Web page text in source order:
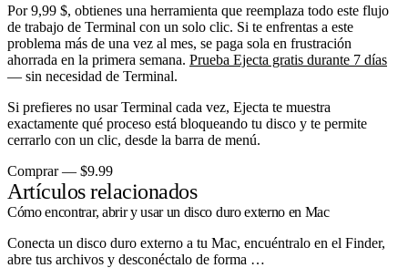
Por 9,99 $, obtienes una herramienta que reemplaza todo este flujo
de trabajo de Terminal con un solo clic. Si te enfrentas a este
problema más de una vez al mes, se paga sola en frustración
ahorrada en la primera semana. Prueba Ejecta gratis durante 7 días
— sin necesidad de Terminal.
Si prefieres no usar Terminal cada vez, Ejecta te muestra
exactamente qué proceso está bloqueando tu disco y te permite
cerrarlo con un clic, desde la barra de menú.
Comprar — $9.99
Artículos relacionados
Cómo encontrar, abrir y usar un disco duro externo en Mac
Conecta un disco duro externo a tu Mac, encuéntralo en el Finder,
abre tus archivos y desconéctalo de forma …